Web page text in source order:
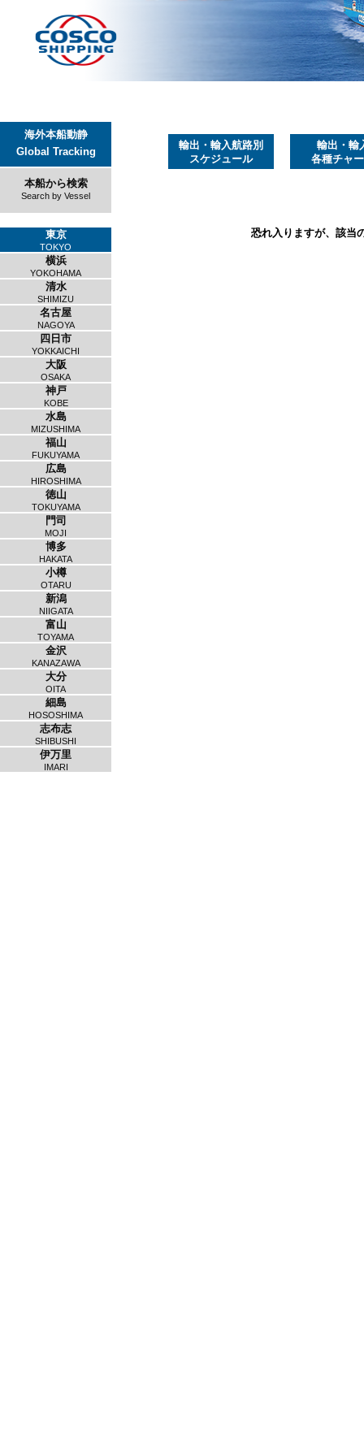
海外本船動静
Global Tracking
本船から検索
Search by Vessel
東京
TOKYO
横浜
YOKOHAMA
清水
SHIMIZU
名古屋
NAGOYA
四日市
YOKKAICHI
大阪
OSAKA
神戸
KOBE
水島
MIZUSHIMA
福山
FUKUYAMA
広島
HIROSHIMA
徳山
TOKUYAMA
門司
MOJI
博多
HAKATA
小樽
OTARU
新潟
NIIGATA
富山
TOYAMA
金沢
KANAZAWA
大分
OITA
細島
HOSOSHIMA
志布志
SHIBUSHI
伊万里
IMARI
輸出・輸入航路別
スケジュール
輸出・輸
各種チャ
恐れ入りますが、該当